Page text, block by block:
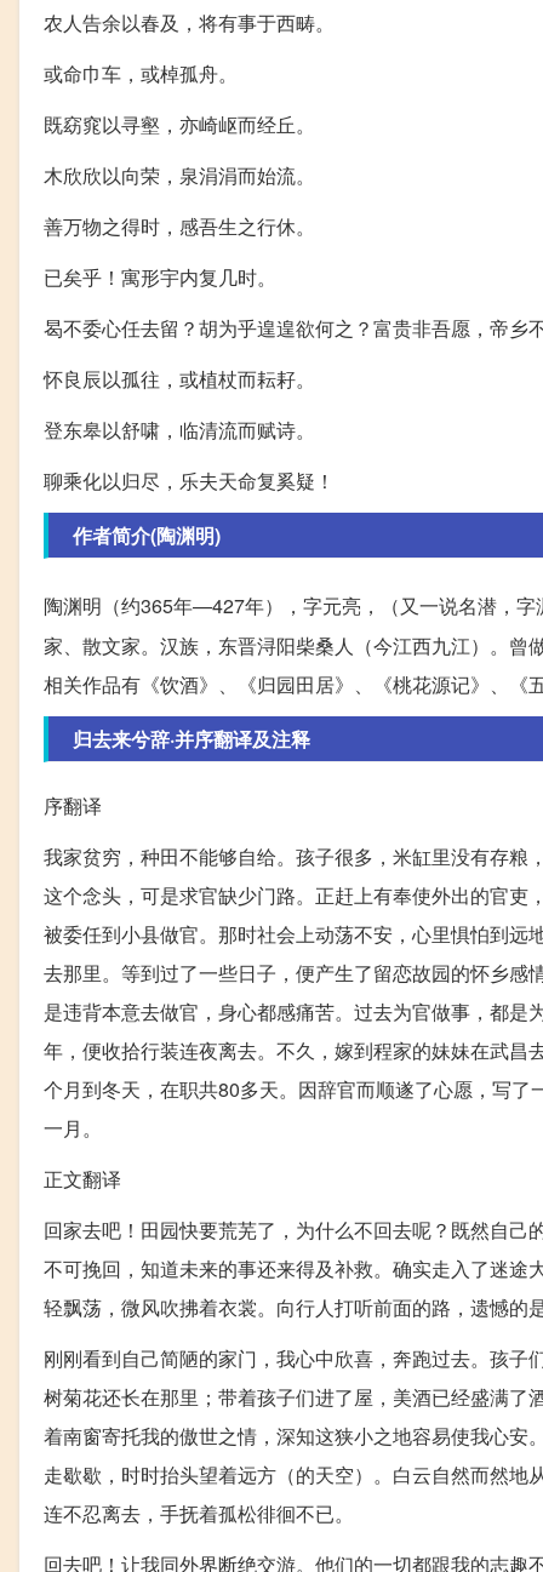
农人告余以春及，将有事于西畴。
或命巾车，或棹孤舟。
既窈窕以寻壑，亦崎岖而经丘。
木欣欣以向荣，泉涓涓而始流。
善万物之得时，感吾生之行休。
已矣乎！寓形宇内复几时。
曷不委心任去留？胡为乎遑遑欲何之？富贵非吾愿，帝乡不
怀良辰以孤往，或植杖而耘耔。
登东皋以舒啸，临清流而赋诗。
聊乘化以归尽，乐夫天命复奚疑！
作者简介(陶渊明)
陶渊明（约365年—427年），字元亮，（又一说名潜，字
家、散文家。汉族，东晋浔阳柴桑人（今江西九江）。曾
相关作品有《饮酒》、《归园田居》、《桃花源记》、《
归去来兮辞·并序翻译及注释
序翻译
我家贫穷，种田不能够自给。孩子很多，米缸里没有存
这个念头，可是求官缺少门路。正赶上有奉使外出的官
被委任到小县做官。那时社会上动荡不安，心里惧怕到
去那里。等到过了一些日子，便产生了留恋故园的怀乡
是违背本意去做官，身心都感痛苦。过去为官做事，都
年，便收拾行装连夜离去。不久，嫁到程家的妹妹在武
个月到冬天，在职共80多天。因辞官而顺遂了心愿，写
一月。
正文翻译
回家去吧！田园快要荒芜了，为什么不回去呢？既然自
不可挽回，知道未来的事还来得及补救。确实走入了迷
轻飘荡，微风吹拂着衣裳。向行人打听前面的路，遗憾的
刚刚看到自己简陋的家门，我心中欣喜，奔跑过去。孩
树菊花还长在那里；带着孩子们进了屋，美酒已经盛满
着南窗寄托我的傲世之情，深知这狭小之地容易使我心
走歇歇，时时抬头望着远方（的天空）。白云自然而然
连不忍离去，手抚着孤松徘徊不已。
回去吧！让我同外界断绝交游。他们的一切都跟我的志